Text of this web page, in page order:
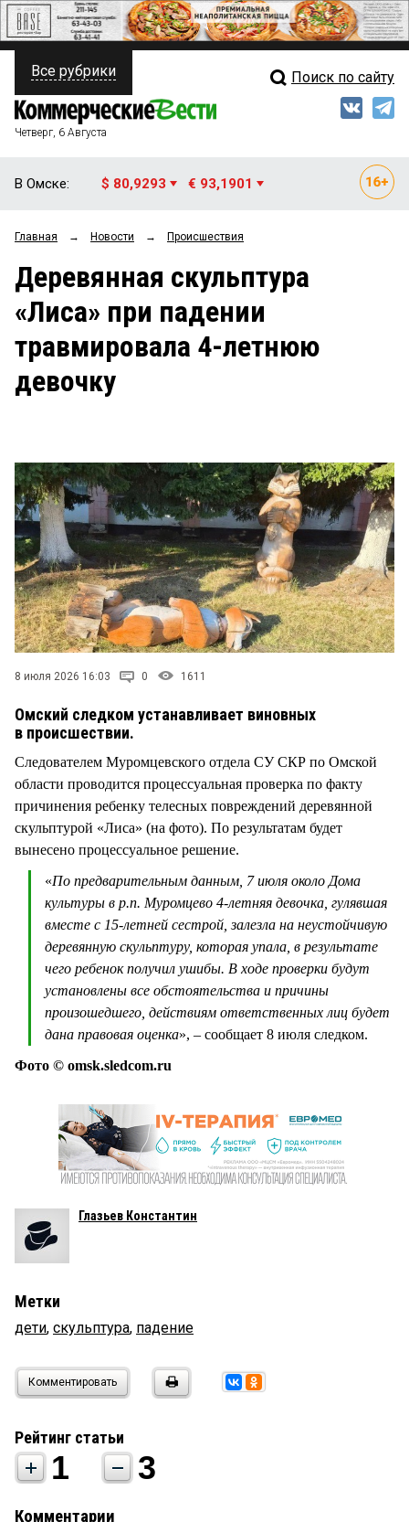
ПОЛИТИКА
ФИНАНСЫ
ОБЩЕСТВО
ЗАКОН
НОВОСТИ КОМПАНИЙ
Свежий выпуск
Мнения
Рейтинги
Блоги
Архив
Все рубрики Поиск по сайту
Четверг, 6 Августа
В Омске: $ 80,9293 € 93,1901
Главная → Новости → Происшествия
Деревянная скульптура
«Лиса» при падении
травмировала 4-летнюю
девочку
8 июля 2026 16:03 0 1611
Омский следком устанавливает виновных
в происшествии.
Следователем Муромцевского отдела СУ СКР по Омской
области проводится процессуальная проверка по факту
причинения ребенку телесных повреждений деревянной
скульптурой «Лиса» (на фото). По результатам будет
вынесено процессуальное решение.
«По предварительным данным, 7 июля около Дома
культуры в р.п. Муромцево 4-летняя девочка, гулявшая
вместе с 15-летней сестрой, залезла на неустойчивую
деревянную скульптуру, которая упала, в результате
чего ребенок получил ушибы. В ходе проверки будут
установлены все обстоятельства и причины
произошедшего, действиям ответственных лиц будет
дана правовая оценка», – сообщает 8 июля следком.
Фото © omsk.sledcom.ru
Глазьев Константин
Метки
дети, скульптура, падение
Комментировать
Рейтинг статьи
1 3
Комментарии